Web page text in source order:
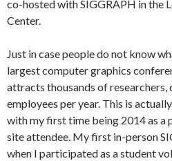
co-hosted with SIGGRAPH in the
Center.
Just in case people do not know
largest computer graphics
attracts thousands of researchers,
employees per year. This is
with my first time being 2014 as a
site attendee. My first in-person
when I participated as a student